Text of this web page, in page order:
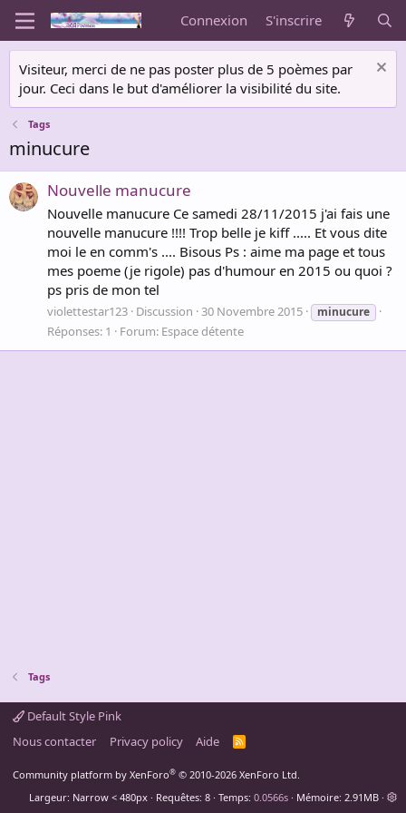
Connexion S'inscrire
Visiteur, merci de ne pas poster plus de 5 poèmes par
jour. Ceci dans le but d'améliorer la visibilité du site.
Tags
minucure
Nouvelle manucure
Nouvelle manucure Ce samedi 28/11/2015 j'ai fais une
nouvelle manucure !!!! Trop belle je kiff ..... Et vous dite
moi le en comm's .... Bisous Ps : aime ma page et tous
mes poeme (je rigole) pas d'humour en 2015 ou quoi ?
ps pris de mon tel
violettestar123 Discussion 30 Novembre 2015 minucure
Réponses: 1 Forum: Espace détente
Tags
Default Style Pink
Nous contacter
Privacy policy Aide
R
Community platform by XenForo® © 2010-2026 XenForo Ltd.
Largeur
Requêtes 8 Temps 0.0566s Mémoire 2.91MB